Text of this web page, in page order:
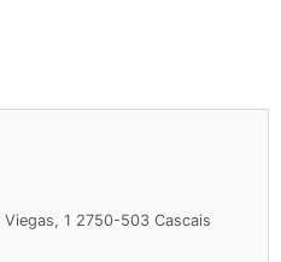
Viegas, 1 2750-503 Cascais